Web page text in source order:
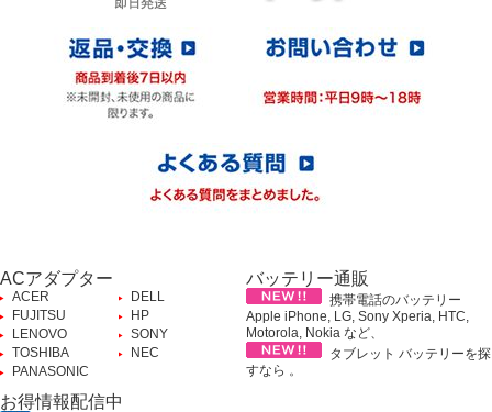
ACアダプター
ACER
DELL
FUJITSU
HP
LENOVO
SONY
TOSHIBA
NEC
PANASONIC
バッテリー通販
携帯電話のバッテリー
Apple iPhone, LG, Sony Xperia, HTC,
Motorola, Nokia など、
タブレット バッテリーを探
すなら 。
お得情報配信中